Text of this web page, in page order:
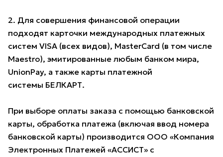
2. Для совершения финансовой операции
подходят карточки международных платежных
систем VISA (всех видов), MasterCard (в том числе
Maestro), эмитированные любым банком мира,
UnionPay, а также карты платежной
системы БЕЛКАРТ.
При выборе оплаты заказа с помощью банковской
карты, обработка платежа (включая ввод номера
банковской карты) производится ООО «Компания
Электронных Платежей «АССИСТ» с